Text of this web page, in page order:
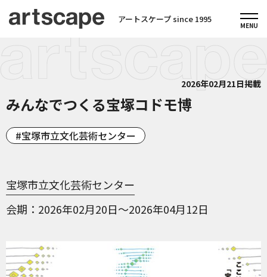
アートスケープ since 1995
2026年02月21日掲載
みんなでつくる宝塚コドモ博
宝塚市立文化芸術センター
宝塚市立文化芸術センター
会期
2026年02月20日～2026年04月12日